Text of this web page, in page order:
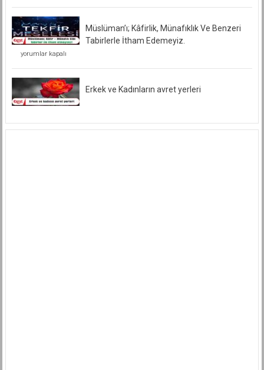
Müslüman’ı; Kâfirlik, Münafıklık Ve Benzeri
Tabirlerle İtham Edemeyiz.
Müslüman’ı;
Münafıklık
Ve
Benzeri
Tabirlerle
İtham
yorumlar kapalı
Erkek ve Kadınların avret yerleri